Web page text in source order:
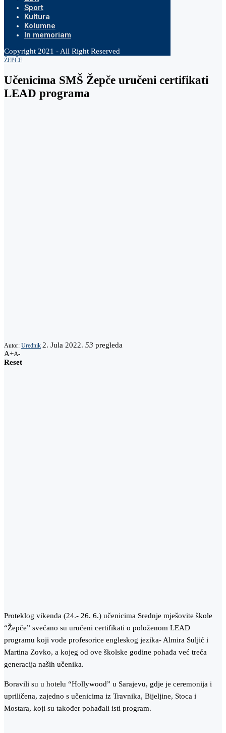
Sport
Kultura
Kolumne
In memoriam
Copyright 2021 - All Right Reserved
ŽEPČE
Učenicima SMŠ Žepče uručeni certifikati
LEAD programa
Autor: Urednik 2. Jula 2022. 53 pregleda
A+A-
Reset
Proteklog vikenda (24.- 26. 6.) učenicima Srednje mješovite škole
“Žepče” svečano su uručeni certifikati o položenom LEAD
programu koji vode profesorice engleskog jezika- Almira Suljić i
Martina Zovko, a kojeg od ove školske godine pohađa već treća
generacija naših učenika.
Boravili su u hotelu “Hollywood” u Sarajevu, gdje je ceremonija i
upriličena, zajedno s učenicima iz Travnika, Bijeljine, Stoca i
Mostara, koji su također pohađali isti program.